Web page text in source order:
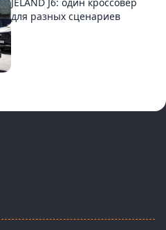
JELAND J6: один кроссовер
для разных сценариев